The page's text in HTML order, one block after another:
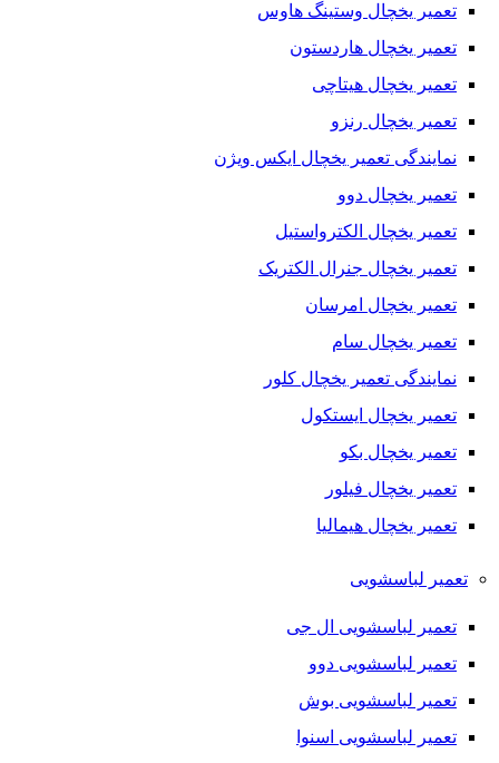
تعمیر یخچال وستینگ هاوس
تعمیر یخچال هاردستون
تعمیر یخچال هیتاچی
تعمیر یخچال رنزو
نمایندگی تعمیر یخچال ایکس ویژن
تعمیر یخچال دوو
تعمیر یخچال الکترواستیل
تعمیر یخچال جنرال الکتریک
تعمیر یخچال امرسان
تعمیر یخچال سام
نمایندگی تعمیر یخچال کلور
تعمیر یخچال ایستکول
تعمیر یخچال بکو
تعمیر یخچال فیلور
تعمیر یخچال هیمالیا
تعمیر لباسشویی
تعمیر لباسشویی ال جی
تعمیر لباسشویی دوو
تعمیر لباسشویی بوش
تعمیر لباسشویی اسنوا